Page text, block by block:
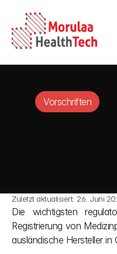
Vorschriften
Zuletzt aktualisiert: 26. Juni
Die wichtigsten
Registrierung von
ausländische Hersteller